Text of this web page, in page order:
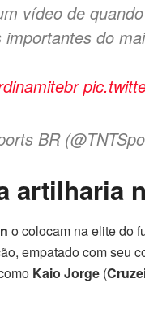
vídeo de
importantes do
BR
artilharia
o colocam na elite do
empatado com seu
Kaio Jorge (